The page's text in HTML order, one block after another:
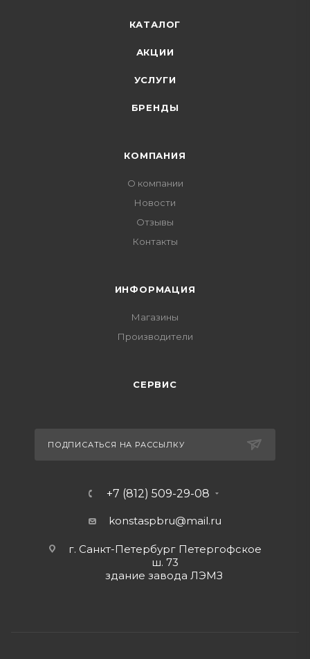
КАТАЛОГ
АКЦИИ
УСЛУГИ
БРЕНДЫ
КОМПАНИЯ
О компании
Новости
Отзывы
Контакты
ИНФОРМАЦИЯ
Магазины
Производители
СЕРВИС
ПОДПИСАТЬСЯ НА РАССЫЛКУ
+7 (812) 509-29-08
konstaspbru@mail.ru
г. Санкт-Петербург Петергофское
ш. 73
здание завода ЛЭМЗ